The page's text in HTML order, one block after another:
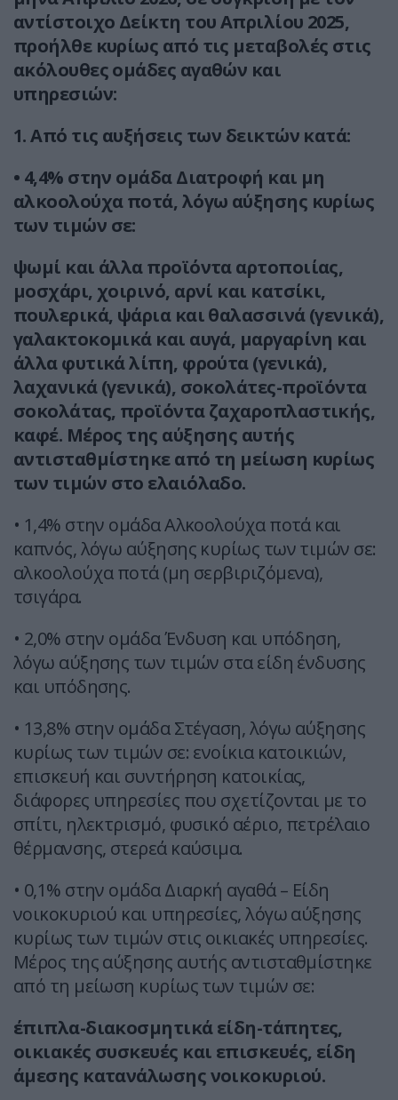
αντίστοιχο Δείκτη του Απριλίου 2025,
προήλθε κυρίως από τις μεταβολές στις
ακόλουθες ομάδες αγαθών και
υπηρεσιών:
1. Από τις αυξήσεις των δεικτών κατά:
• 4,4% στην ομάδα Διατροφή και μη
αλκοολούχα ποτά, λόγω αύξησης κυρίως
των τιμών σε:
ψωμί και άλλα προϊόντα αρτοποιίας,
μοσχάρι, χοιρινό, αρνί και κατσίκι,
πουλερικά, ψάρια και θαλασσινά (γενικά),
γαλακτοκομικά και αυγά, μαργαρίνη και
άλλα φυτικά λίπη, φρούτα (γενικά),
λαχανικά (γενικά), σοκολάτες-προϊόντα
σοκολάτας, προϊόντα ζαχαροπλαστικής,
καφέ. Μέρος της αύξησης αυτής
αντισταθμίστηκε από τη μείωση κυρίως
των τιμών στο ελαιόλαδο.
• 1,4% στην ομάδα Αλκοολούχα ποτά και
καπνός, λόγω αύξησης κυρίως των τιμών σε:
αλκοολούχα ποτά (μη σερβιριζόμενα),
τσιγάρα.
• 2,0% στην ομάδα Ένδυση και υπόδηση,
λόγω αύξησης των τιμών στα είδη ένδυσης
και υπόδησης.
• 13,8% στην ομάδα Στέγαση, λόγω αύξησης
κυρίως των τιμών σε: ενοίκια κατοικιών,
επισκευή και συντήρηση κατοικίας,
διάφορες υπηρεσίες που σχετίζονται με το
σπίτι, ηλεκτρισμό, φυσικό αέριο, πετρέλαιο
θέρμανσης, στερεά καύσιμα.
• 0,1% στην ομάδα Διαρκή αγαθά – Είδη
νοικοκυριού και υπηρεσίες, λόγω αύξησης
κυρίως των τιμών στις οικιακές υπηρεσίες.
Μέρος της αύξησης αυτής αντισταθμίστηκε
από τη μείωση κυρίως των τιμών σε:
έπιπλα-διακοσμητικά είδη-τάπητες,
οικιακές συσκευές και επισκευές, είδη
άμεσης κατανάλωσης νοικοκυριού.